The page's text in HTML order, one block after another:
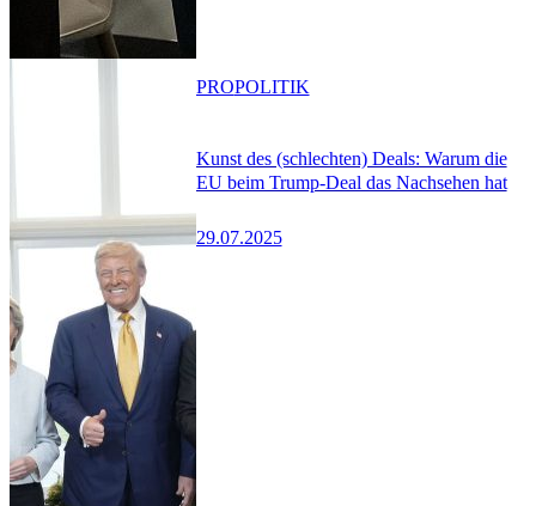
Kunst des (schlechten) Deals: Warum die
EU beim Trump-Deal das Nachsehen hat
29.07.2025
PROPOLITIK